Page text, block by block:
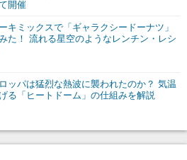
開催
キミックスで「ギャラクシードーナツ」
た！ 流れる星空のようなレンチン・レシ
ッパは猛烈な熱波に襲われたのか？ 気温
る「ヒートドーム」の仕組みを解説